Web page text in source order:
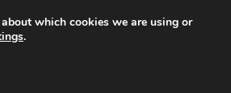
which cookies we are using or
.